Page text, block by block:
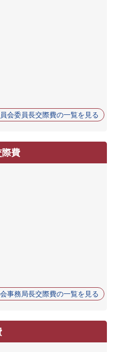
会委員長交際費の一覧を見る
費
事務局長交際費の一覧を見る